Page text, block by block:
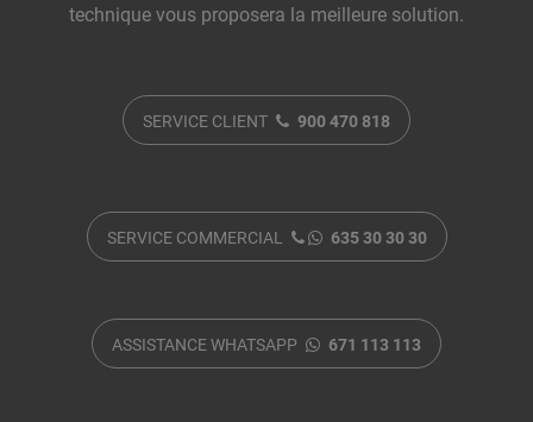
technique vous proposera la meilleure solution.
SERVICE CLIENT 900 470 818
SERVICE COMMERCIAL 635 30 30 30
ASSISTANCE WHATSAPP 671 113 113